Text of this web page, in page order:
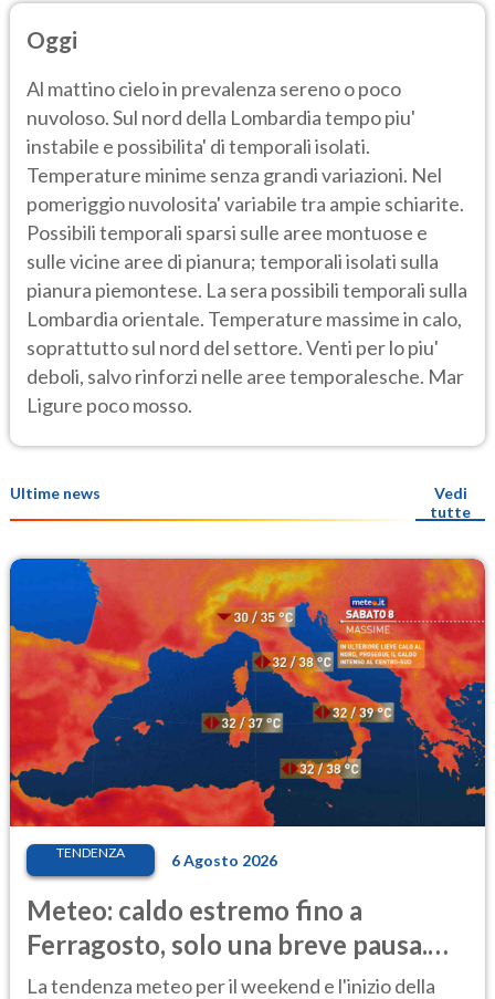
Oggi
Al mattino cielo in prevalenza sereno o poco
nuvoloso. Sul nord della Lombardia tempo piu'
instabile e possibilita' di temporali isolati.
Temperature minime senza grandi variazioni. Nel
pomeriggio nuvolosita' variabile tra ampie schiarite.
Possibili temporali sparsi sulle aree montuose e
sulle vicine aree di pianura; temporali isolati sulla
pianura piemontese. La sera possibili temporali sulla
Lombardia orientale. Temperature massime in calo,
soprattutto sul nord del settore. Venti per lo piu'
deboli, salvo rinforzi nelle aree temporalesche. Mar
Ligure poco mosso.
Ultime news
Vedi
tutte
TENDENZA 6 Agosto 2026
Meteo: caldo estremo fino a
Ferragosto, solo una breve pausa.
Ecco dove
La tendenza meteo per il weekend e l'inizio della